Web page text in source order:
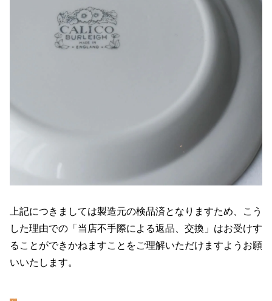
上記につきましては製造元の検品済となりますため、こう
した理由での「当店不手際による返品、交換」はお受けす
ることができかねますことをご理解いただけますようお願
いいたします。